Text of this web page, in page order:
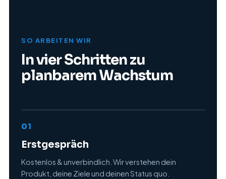
SO ARBEITEN WIR
In vier Schritten zu
planbarem Wachstum
01
Erstgespräch
Kostenlos & unverbindlich. Wir verstehen dein
Produkt, deine Ziele und deinen Status quo.